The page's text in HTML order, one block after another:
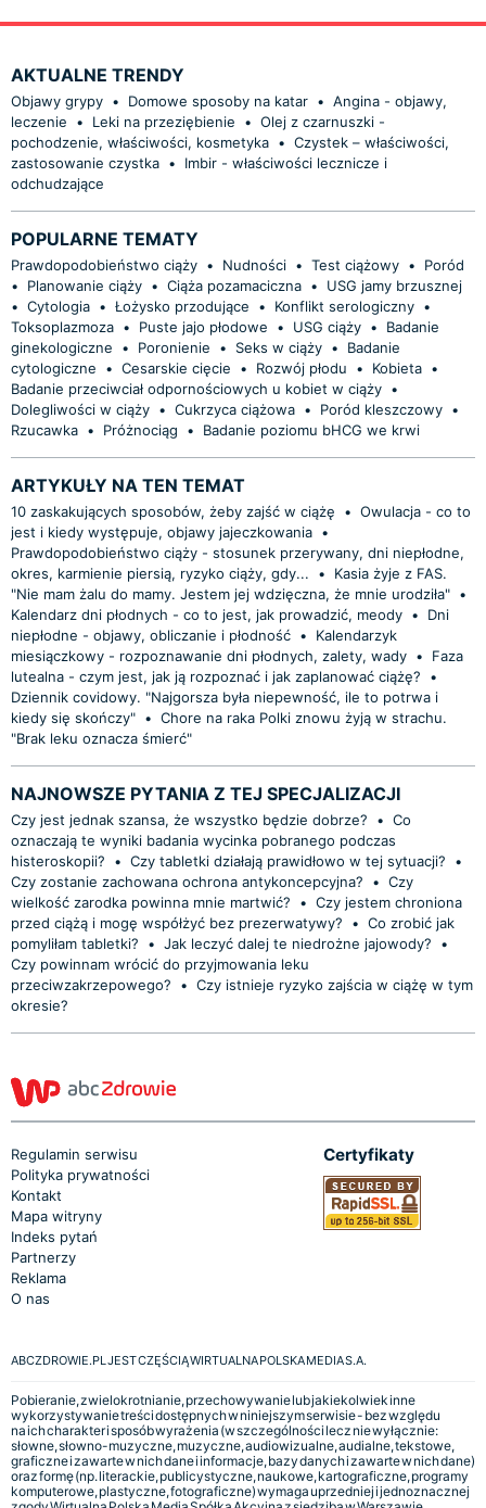
AKTUALNE TRENDY
Objawy grypy • Domowe sposoby na katar • Angina - objawy,
leczenie
• Leki na przeziębienie • Olej z czarnuszki -
pochodzenie, właściwości, kosmetyka • Czystek – właściwości,
zastosowanie czystka •
Imbir - właściwości lecznicze i
odchudzające
POPULARNE TEMATY
Prawdopodobieństwo ciąży • Nudności • Test ciążowy •
Poród
•
Planowanie ciąży • Ciąża pozamaciczna •
USG jamy brzusznej
• Cytologia • Łożysko przodujące • Konflikt serologiczny •
Toksoplazmoza • Puste jajo płodowe • USG ciąży •
Badanie
ginekologiczne
• Poronienie • Seks w ciąży •
Badanie
cytologiczne
• Cesarskie cięcie • Rozwój płodu • Kobieta •
Badanie przeciwciał odpornościowych u kobiet w ciąży •
Dolegliwości w ciąży • Cukrzyca ciążowa • Poród kleszczowy •
Rzucawka • Próżnociąg • Badanie poziomu bHCG we krwi
ARTYKUŁY NA TEN TEMAT
10 zaskakujących sposobów, żeby zajść w ciążę • Owulacja - co to
jest i kiedy występuje, objawy jajeczkowania •
Prawdopodobieństwo ciąży - stosunek przerywany, dni niepłodne,
okres, karmienie piersią, ryzyko ciąży, gdy...
•
Kasia żyje z FAS.
"Nie mam żalu do mamy. Jestem jej wdzięczna, że mnie urodziła" •
Kalendarz dni płodnych - co to jest, jak prowadzić, meody •
Dni
niepłodne - objawy, obliczanie i płodność •
Kalendarzyk
miesiączkowy - rozpoznawanie dni płodnych, zalety, wady •
Faza
lutealna - czym jest, jak ją rozpoznać i jak zaplanować ciążę?
•
Dziennik covidowy. "Najgorsza była niepewność, ile to potrwa i
kiedy się skończy" • Chore na raka Polki znowu żyją w strachu.
"Brak leku oznacza śmierć"
NAJNOWSZE PYTANIA Z TEJ SPECJALIZACJI
Czy jest jednak szansa, że wszystko będzie dobrze? • Co
oznaczają te wyniki badania wycinka pobranego podczas
histeroskopii?
• Czy tabletki działają prawidłowo w tej sytuacji?
•
Czy zostanie zachowana ochrona antykoncepcyjna?
• Czy
wielkość zarodka powinna mnie martwić?
• Czy jestem chroniona
przed ciążą i mogę współżyć bez prezerwatywy?
• Co zrobić jak
pomyliłam tabletki?
• Jak leczyć dalej te niedrożne jajowody?
•
Czy powinnam wrócić do przyjmowania leku
przeciwzakrzepowego?
• Czy istnieje ryzyko zajścia w ciążę w tym
okresie?
Regulamin serwisu
Polityka prywatności
Kontakt
Mapa witryny
Indeks pytań
Partnerzy
Reklama
O nas
Certyfikaty
ABCZDROWIE.PL JEST CZĘŚCIĄ WIRTUALNA POLSKA MEDIA S.A.
Pobieranie, zwielokrotnianie, przechowywanie lub jakiekolwiek inne
wykorzystywanie treści dostępnych w niniejszym serwisie - bez względu
na ich charakter i sposób wyrażenia (w szczególności lecz nie wyłącznie:
słowne, słowno-muzyczne, muzyczne, audiowizualne, audialne, tekstowe,
graficzne i zawarte w nich dane i informacje, bazy danych i zawarte w nich dane)
oraz formę (np. literackie, publicystyczne, naukowe, kartograficzne, programy
komputerowe, plastyczne, fotograficzne) wymaga uprzedniej i jednoznacznej